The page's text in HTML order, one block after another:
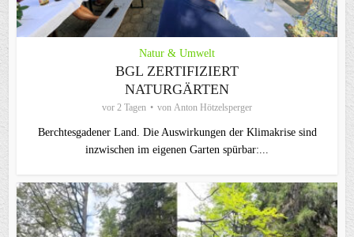
Natur & Umwelt
BGL ZERTIFIZIERT
NATURGÄRTEN
vor 2 Tagen von Anton Hötzelsperger
Berchtesgadener Land. Die Auswirkungen der Klimakrise sind
inzwischen im eigenen Garten spürbar:...